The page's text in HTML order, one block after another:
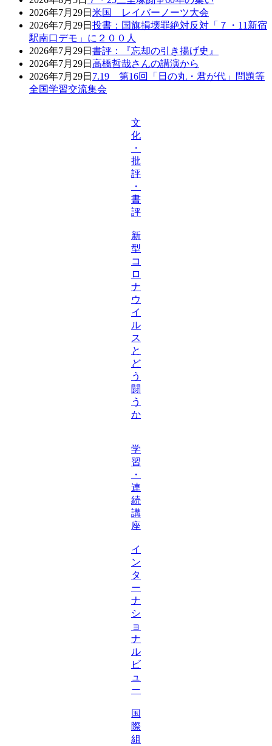
2026年7月29日 米国 レイバーノーツ大会
2026年7月29日 投書：国旗損壊罪絶対反対「７・11新宿
駅南口デモ」に２００人
2026年7月29日 書評：『忘却の引き揚げ史』
2026年7月29日 高橋哲哉さんの講演から
2026年7月29日 7.19 第16回「日の丸・君が代」問題等
全国学習交流集会
文
化
・
批
評
・
書
評
新
型
コ
ロ
ナ
ウ
イ
ル
ス
と
ど
う
闘
う
か
学
習
・
連
続
講
座
イ
ン
タ
ー
ナ
シ
ョ
ナ
ル
ビ
ュ
ー
国
際
組